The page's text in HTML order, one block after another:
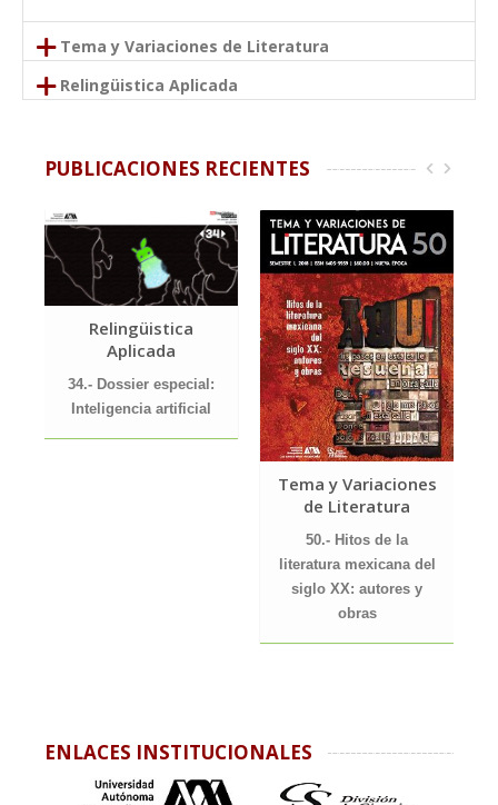
Tema y Variaciones de Literatura
Tema y variaciones de literatura, es una revista de crítica e
investigación literaria, de aparición semestral, que se
hasta nuestros días.
Relingüistica Aplicada
temáticas de vanguardia en los ámbitos de la docencia, la
especial conforma artículos en los campos de la
Lingüística, la Lingüística Aplicada,
Ver Mas →
PUBLICACIONES RECIENTES
Relingüistica
Aplicada
34.- Dossier especial:
Inteligencia artificial
Tema y Variaciones
de Literatura
50.- Hitos de la
literatura mexicana del
siglo XX: autores y
obras
ENLACES INSTITUCIONALES